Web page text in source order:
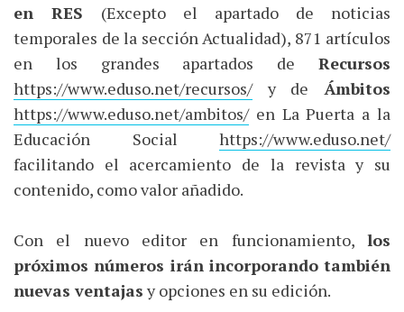
en RES (Excepto el apartado de noticias
temporales de la sección Actualidad), 871 artículos
en los grandes apartados de Recursos
https://www.eduso.net/recursos/y de Ámbitos
https://www.eduso.net/ambitos/en La Puerta a la
Educación Social https://www.eduso.net/
facilitando el acercamiento de la revista y su
contenido, como valor añadido.
Con el nuevo editor en funcionamiento, los
próximos números irán incorporando también
nuevas ventajas y opciones en su edición.